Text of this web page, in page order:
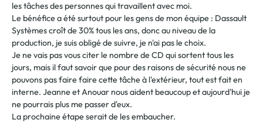
les tâches des personnes qui travaillent avec moi.
Le bénéfice a été surtout pour les gens de mon équipe : Dassault
Systèmes croît de 30% tous les ans, donc au niveau de la
production, je suis obligé de suivre, je n'ai pas le choix.
Je ne vais pas vous citer le nombre de CD qui sortent tous les
jours, mais il faut savoir que pour des raisons de sécurité nous ne
pouvons pas faire faire cette tâche à l'extérieur, tout est fait en
interne. Jeanne et Anouar nous aident beaucoup et aujourd'hui je
ne pourrais plus me passer d'eux.
La prochaine étape serait de les embaucher.